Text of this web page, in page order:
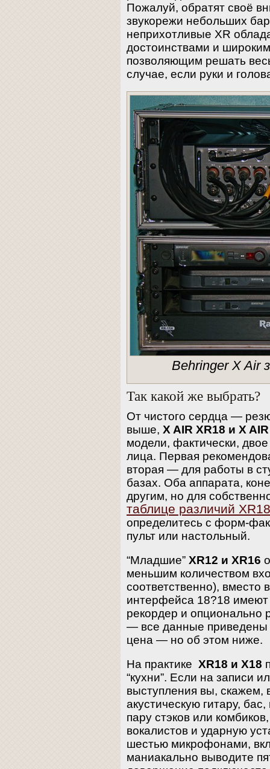
Пожалуй, обратят своё
звукорежи небольших
неприхотливые XR
достоинствами и
позволяющим решать
случае, если руки и
Behringer X Air
Так какой же выбрать?
От чистого сердца —
выше, X AIR XR18 и X
модели, фактически,
лица. Первая
вторая — для работы в
базах. Оба аппарата,
другим, но для
таблице различий
определитесь с форм-
пульт или настольный.
“Младшие” XR12 и XR16
меньшим количеством
соответственно), вместо
интерфейса 18?18
рекордер и опционально
— все данные приведены
цена — но об этом ниже.
На практике XR18 и X18
“кухни”. Если на записи
выступления вы, скажем,
акустическую гитару,
пару стэков или
вокалистов и ударную
шестью микрофонами,
маниакально выводите